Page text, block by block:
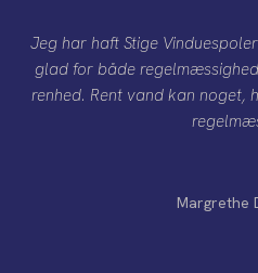
Jeg har haft Stige
glad for både
renhed. Rent vand kan noget,
Margrethe